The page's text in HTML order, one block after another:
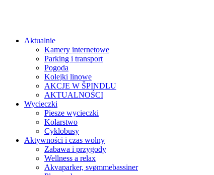
Aktualnie
Kamery internetowe
Parking i transport
Pogoda
Kolejki linowe
AKCJE W ŠPINDLU
AKTUALNOŚCI
Wycieczki
Piesze wycieczki
Kolarstwo
Cyklobusy
Aktywności i czas wolny
Zabawa i przygody
Wellness a relax
Akvaparker, svømmebassiner